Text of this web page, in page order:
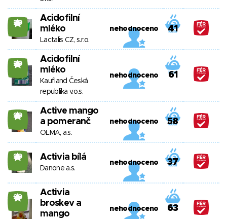
20
Acidofilní
mléko
Lactalis CZ, s.r.o.
nehodnoceno 41
20
Acidofilní
mléko
Kaufland Česká
republika v.o.s.
nehodnoceno 61
20
Active mango
a pomeranč
OLMA, a.s.
nehodnoceno 58
20 Activia bílá
Danone a.s.
nehodnoceno 37
20
Activia
broskev a
mango
nehodnoceno 63